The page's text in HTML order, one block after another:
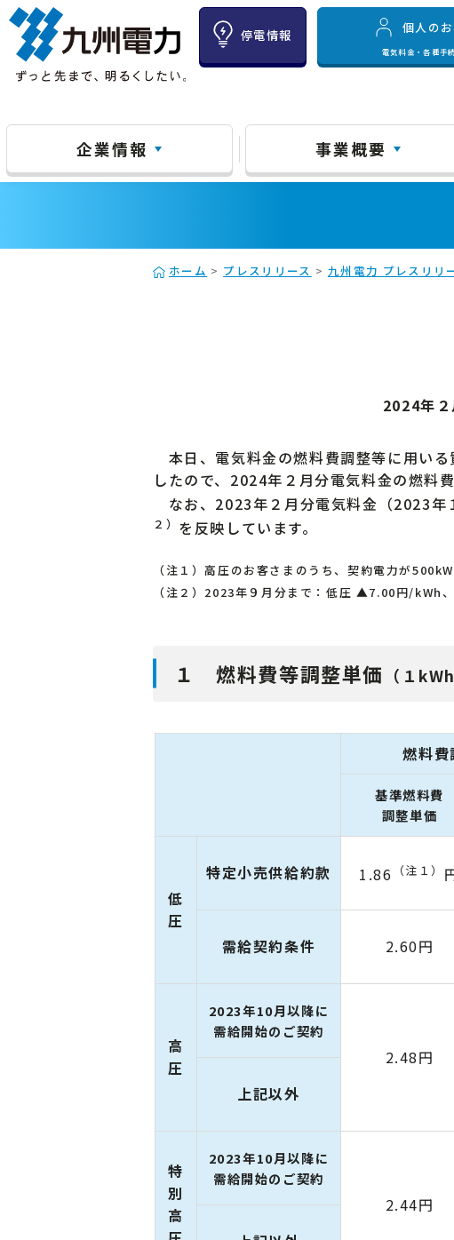
停電情報
個人の
電気料金・各種手
企業情報 事業概要
ホーム > プレスリリース > 九州電力 プレスリリ
2024年
本日、電気料金の燃料費調整等に用い
したので、2024年２月分電気料金の燃料
なお、2023年２月分電気料金（2023年
２） を反映しています。
（注１）高圧のお客さまのうち、契約電力が
（注２）2023年９月分まで：低圧 ▲7.00円/
１ 燃料費等調整単価 （１
燃料費
基準燃料費
調整単価
低
圧
特定小売供給約款 1.86 （注１）
需給契約条件 2.60円
高
圧
2023年10月以降に
需給開始のご契約
2.48円
上記以外
特
別
高
2023年10月以降に
需給開始のご契約
2.44円